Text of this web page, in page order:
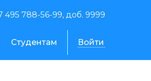
Студентам Войти
495 788-56-99, доб. 9999